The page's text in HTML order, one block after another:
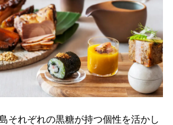
それぞれの黒糖が持つ個性を活かし